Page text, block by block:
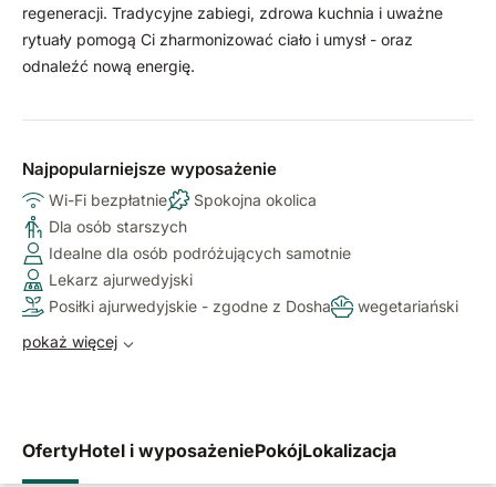
regeneracji. Tradycyjne zabiegi, zdrowa kuchnia i uważne
rytuały pomogą Ci zharmonizować ciało i umysł - oraz
odnaleźć nową energię.
Najpopularniejsze wyposażenie
Wi-Fi bezpłatnie
Spokojna okolica
Dla osób starszych
Idealne dla osób podróżujących samotnie
Lekarz ajurwedyjski
Posiłki ajurwedyjskie - zgodne z Dosha
wegetariański
pokaż więcej
OfertyHotel i wyposażeniePokójLokalizacja